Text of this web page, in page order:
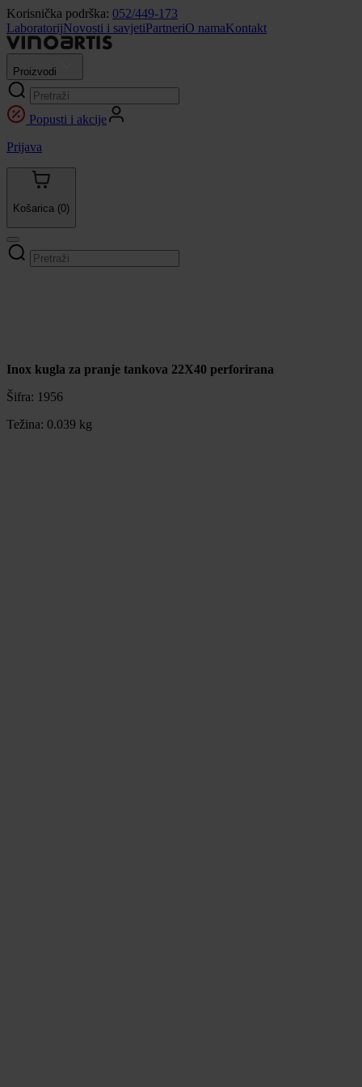
Korisnička podrška: 052/449-173
LaboratorijNovosti i savjetiPartneriO namaKontakt
Proizvodi
Popusti i akcije
Prijava
Košarica (0)
Inox kugla za pranje tankova 22X40 perforirana
Šifra: 1956
Težina: 0.039 kg